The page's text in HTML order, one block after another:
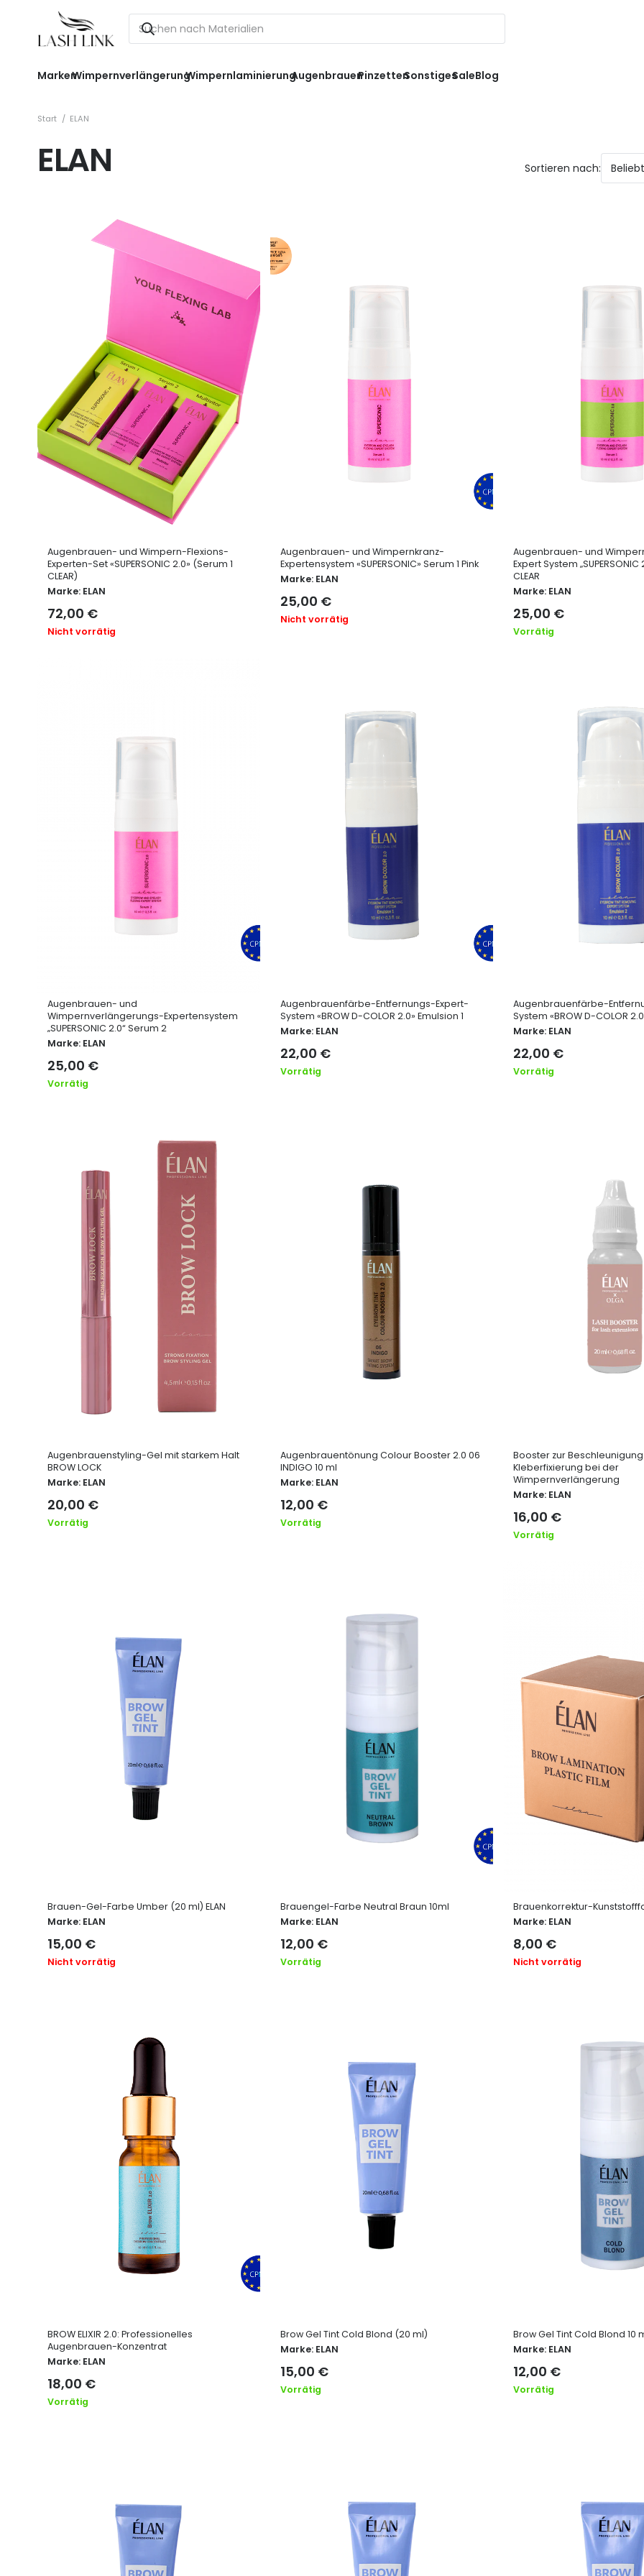
MarkenWimpernverlängerungWimpernlaminierungAugenbrauenPinzettenSonstigesSaleBlog
Start / ELAN
ELAN Sortieren nach:
Augenbrauen- und Wimpern-Flexions-
Experten-Set «SUPERSONIC 2.0» (Serum 1
CLEAR)
Marke: ELAN
72,00 €
Nicht vorrätig
Augenbrauen- und Wimpernkranz-
Expertensystem «SUPERSONIC» Serum 1 Pink
Marke: ELAN
25,00 €
Nicht vorrätig
Augenbrauen- und
Expert System „SUPERSONIC
CLEAR
Marke: ELAN
25,00 €
Vorrätig
Augenbrauen- und
Wimpernverlängerungs-Expertensystem
„SUPERSONIC 2.0“ Serum 2
Marke: ELAN
25,00 €
Vorrätig
Augenbrauenfärbe-Entfernungs-Expert-
System «BROW D-COLOR 2.0» Emulsion 1
Marke: ELAN
22,00 €
Vorrätig
Augenbrauenfärbe-
System «BROW D-COLOR
Marke: ELAN
22,00 €
Vorrätig
Augenbrauenstyling-Gel mit starkem Halt
BROW LOCK
Marke: ELAN
20,00 €
Vorrätig
Augenbrauentönung Colour Booster 2.0 06
INDIGO 10 ml
Marke: ELAN
12,00 €
Vorrätig
Booster zur
Kleberfixierung bei der
Wimpernverlängerung
Marke: ELAN
16,00 €
Vorrätig
Brauen-Gel-Farbe Umber (20 ml) ELAN
Marke: ELAN
15,00 €
Nicht vorrätig
Brauengel-Farbe Neutral Braun 10ml
Marke: ELAN
12,00 €
Vorrätig
Brauenkorrektur-
Marke: ELAN
8,00 €
Nicht vorrätig
BROW ELIXIR 2.0: Professionelles
Augenbrauen-Konzentrat
Marke: ELAN
18,00 €
Vorrätig
Brow Gel Tint Cold Blond (20 ml)
Marke: ELAN
15,00 €
Vorrätig
Brow Gel Tint Cold Blond 10
Marke: ELAN
12,00 €
Vorrätig